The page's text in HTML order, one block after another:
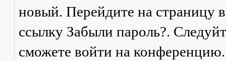
новый. Перейдите на страницу
ссылку Забыли пароль?.
сможете войти на конференцию.